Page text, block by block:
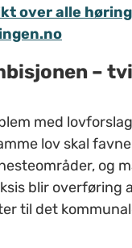
over alle
–
med
lov skal
og
blir overføring
til det